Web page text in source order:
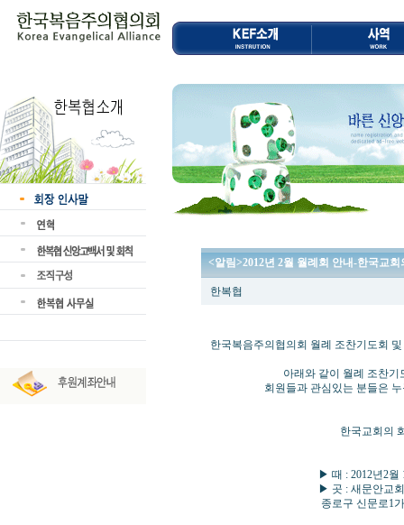
<알림>2012년 2월 월례회 안내-한국교
한복협
한국복음주의협의회 월례 조찬기도회
아래와 같이 월례 조찬기도회
회원들과 관심있는 분들은 누구
한국교회의 화해
▶ 때 : 2012년2월 10일 (
▶ 곳 : 새문안교회(이수
종로구 신문로1가 42 ☎